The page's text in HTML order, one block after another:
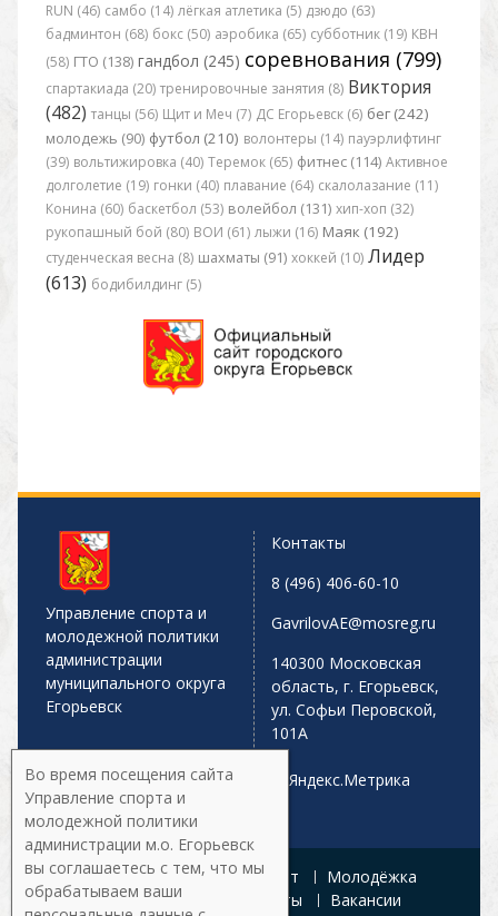
RUN (46) самбо (14) лёгкая атлетика (5) дзюдо (63)
бадминтон (68) бокс (50) аэробика (65) субботник (19) КВН
(58) ГТО (138) гандбол (245) соревнования (799)
спартакиада (20) тренировочные занятия (8) Виктория
(482) танцы (56) Щит и Меч (7) ДС Егорьевск (6) бег (242)
молодежь (90) футбол (210) волонтеры (14) пауэрлифтинг
(39) вольтижировка (40) Теремок (65) фитнес (114) Активное
долголетие (19) гонки (40) плавание (64) скалолазание (11)
Конина (60) баскетбол (53) волейбол (131) хип-хоп (32)
рукопашный бой (80) ВОИ (61) лыжи (16) Маяк (192)
студенческая весна (8) шахматы (91) хоккей (10) Лидер
(613) бодибилдинг (5)
Управление спорта и
молодежной политики
администрации
муниципального округа
Егорьевск
Контакты
8 (496) 406-60-10
GavrilovAE@mosreg.ru
140300 Московская
область, г. Егорьевск,
ул. Софьи Перовской,
101А
Главная Афиша Спорт
Молодёжка
Управление
Документы
Вакансии
Во время посещения сайта
Управление спорта и
молодежной политики
администрации м.о. Егорьевск
вы соглашаетесь с тем, что мы
обрабатываем ваши